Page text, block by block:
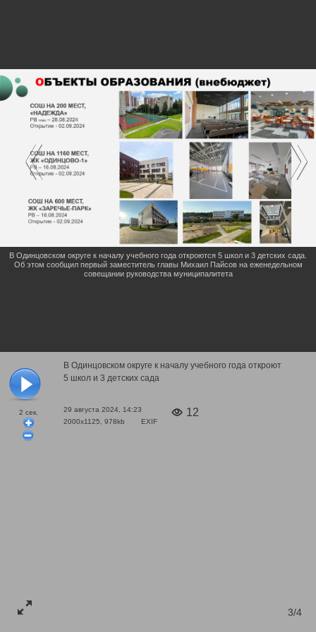
2 сек.
В Одинцовском округе к началу учебного года откроют
5 школ и 3 детских сада
29 августа 2024, 14:23
2000x1125, 978kb
EXIF
12
3/4
В Одинцовском округе к началу учебного года откроются 5 школ и 3 детских сада.
Об этом сообщил первый заместитель главы Михаил Пайсов на еженедельном
совещании руководства муниципалитета